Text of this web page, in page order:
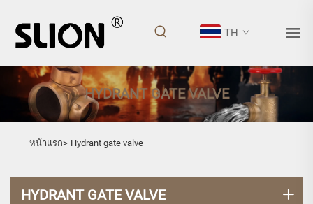
TH
HYDRANT GATE VALVE
หน้าแรก> Hydrant gate valve
HYDRANT GATE VALVE